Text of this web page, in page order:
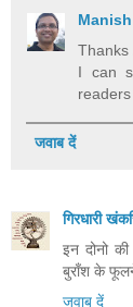
Thanks
I can
जवाब दें
गिरधारी
इन दोनो
बुराँश के
जवाब दें